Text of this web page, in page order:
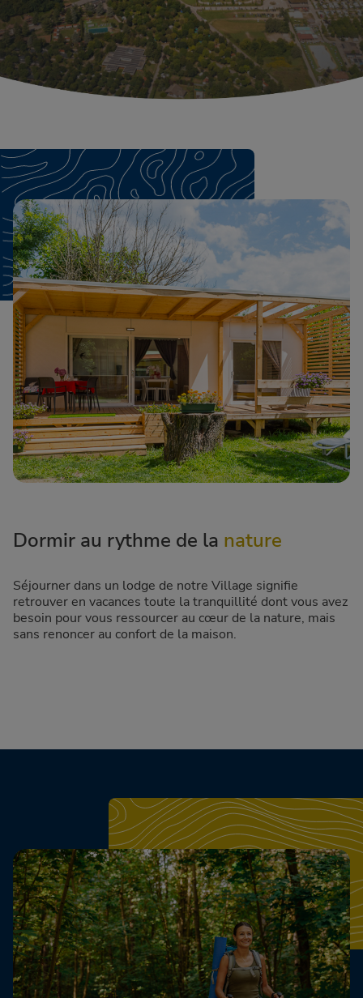
Dormir au rythme de la nature
Séjourner dans un lodge de notre Village signifie
retrouver en vacances toute la tranquillité dont vous avez
besoin pour vous ressourcer au cœur de la nature, mais
sans renoncer au confort de la maison.